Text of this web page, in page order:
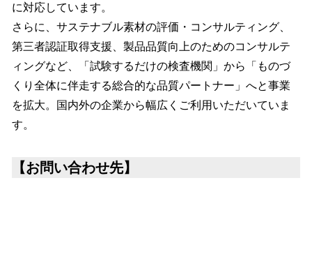
に対応しています。
さらに、サステナブル素材の評価・コンサルティング、
第三者認証取得支援、製品品質向上のためのコンサルテ
ィングなど、「試験するだけの検査機関」から「ものづ
くり全体に伴走する総合的な品質パートナー」へと事業
を拡大。国内外の企業から幅広くご利用いただいていま
す。
【お問い合わせ先】